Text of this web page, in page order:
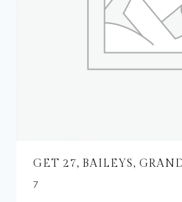
GET 27, BAILEYS,
7